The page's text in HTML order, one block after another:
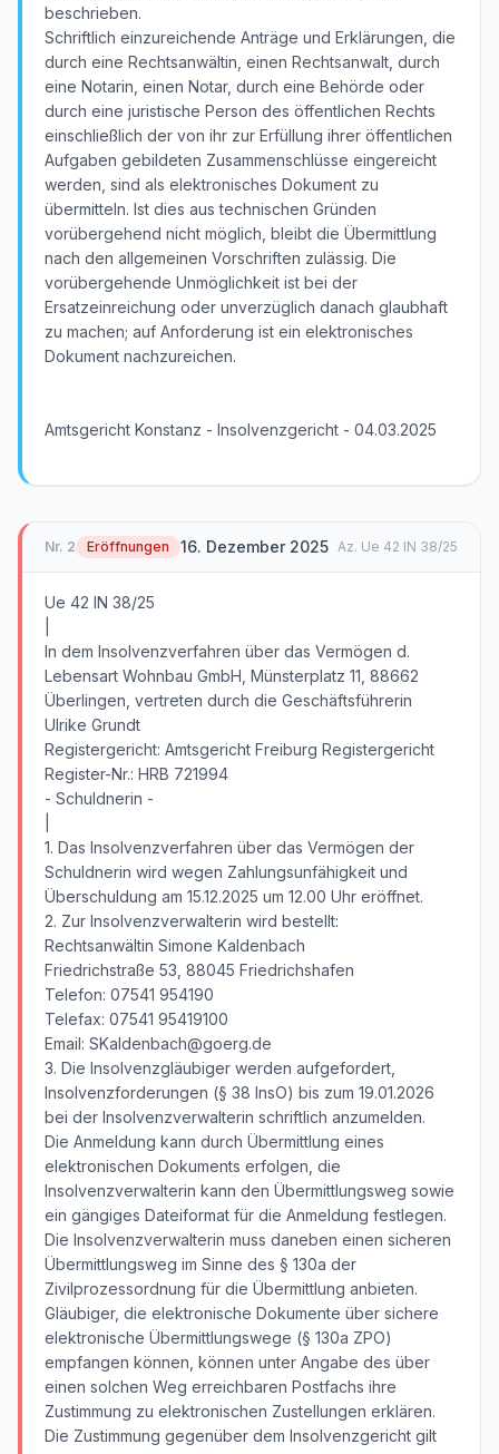
beschrieben.
Schriftlich einzureichende Anträge und Erklärungen, die
durch eine Rechtsanwältin, einen Rechtsanwalt, durch
eine Notarin, einen Notar, durch eine Behörde oder
durch eine juristische Person des öffentlichen Rechts
einschließlich der von ihr zur Erfüllung ihrer öffentlichen
Aufgaben gebildeten Zusammenschlüsse eingereicht
werden, sind als elektronisches Dokument zu
übermitteln. Ist dies aus technischen Gründen
vorübergehend nicht möglich, bleibt die Übermittlung
nach den allgemeinen Vorschriften zulässig. Die
vorübergehende Unmöglichkeit ist bei der
Ersatzeinreichung oder unverzüglich danach glaubhaft
zu machen; auf Anforderung ist ein elektronisches
Dokument nachzureichen.
Amtsgericht Konstanz - Insolvenzgericht - 04.03.2025
Nr. 2 Eröffnungen 16. Dezember 2025 Az. Ue 42 IN 38/25
Ue 42 IN 38/25
In dem Insolvenzverfahren über das Vermögen d.
Lebensart Wohnbau GmbH, Münsterplatz 11, 88662
Überlingen, vertreten durch die Geschäftsführerin
Ulrike Grundt
Registergericht: Amtsgericht Freiburg Registergericht
Register-Nr.: HRB 721994
- Schuldnerin -
1. Das Insolvenzverfahren über das Vermögen der
Schuldnerin wird wegen Zahlungsunfähigkeit und
Überschuldung am 15.12.2025 um 12.00 Uhr eröffnet.
2. Zur Insolvenzverwalterin wird bestellt:
Rechtsanwältin Simone Kaldenbach
Friedrichstraße 53, 88045 Friedrichshafen
Telefon: 07541 954190
Telefax: 07541 95419100
Email: SKaldenbach@goerg.de
3. Die Insolvenzgläubiger werden aufgefordert,
Insolvenzforderungen (§ 38 InsO) bis zum 19.01.2026
bei der Insolvenzverwalterin schriftlich anzumelden.
Die Anmeldung kann durch Übermittlung eines
elektronischen Dokuments erfolgen, die
Insolvenzverwalterin kann den Übermittlungsweg sowie
ein gängiges Dateiformat für die Anmeldung festlegen.
Die Insolvenzverwalterin muss daneben einen sicheren
Übermittlungsweg im Sinne des § 130a der
Zivilprozessordnung für die Übermittlung anbieten.
Gläubiger, die elektronische Dokumente über sichere
elektronische Übermittlungswege (§ 130a ZPO)
empfangen können, können unter Angabe des über
einen solchen Weg erreichbaren Postfachs ihre
Zustimmung zu elektronischen Zustellungen erklären.
Die Zustimmung gegenüber dem Insolvenzgericht gilt